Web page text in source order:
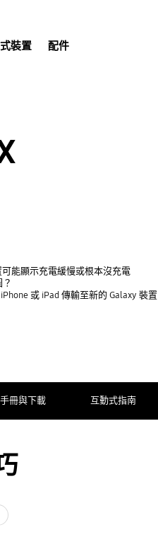
裝置 配件
能顯示充電緩慢或根本沒充電
或 iPad 傳輸至新的 Galaxy 裝置
冊與下載 互動式指南